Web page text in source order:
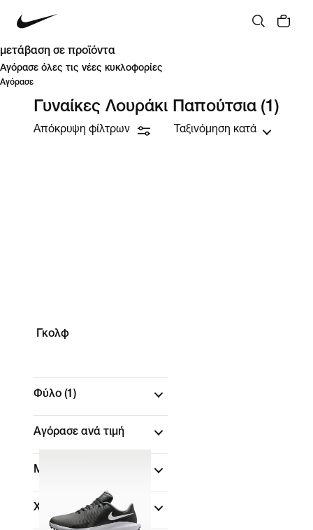
μετάβαση σε προϊόντα
Αγόρασε όλες τις νέες κυκλοφορίες
Αγόρασε
Γυναίκες Λουράκι Παπούτσια (1)
Απόκρυψη φίλτρων Ταξινόμηση κατά
Γκολφ
Φύλο (1)
Αγόρασε ανά τιμή
Μέγεθος
Χρώμα